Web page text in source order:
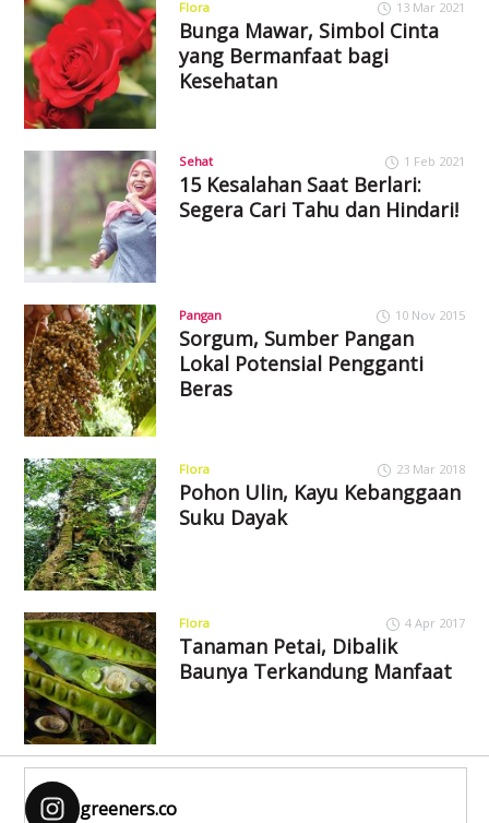
Flora 13 Mar 2021
Bunga Mawar, Simbol Cinta
yang Bermanfaat bagi
Kesehatan
Sehat 1 Feb 2021
15 Kesalahan Saat Berlari:
Segera Cari Tahu dan Hindari!
Pangan 10 Nov 2015
Sorgum, Sumber Pangan
Lokal Potensial Pengganti
Beras
Flora 23 Mar 2018
Pohon Ulin, Kayu Kebanggaan
Suku Dayak
Flora 4 Apr 2017
Tanaman Petai, Dibalik
Baunya Terkandung Manfaat
greeners.co